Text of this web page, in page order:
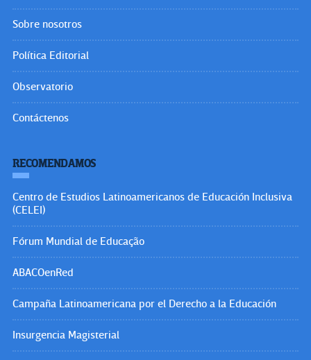
Sobre nosotros
Política Editorial
Observatorio
Contáctenos
RECOMENDAMOS
Centro de Estudios Latinoamericanos de Educación Inclusiva
(CELEI)
Fórum Mundial de Educação
ABACOenRed
Campaña Latinoamericana por el Derecho a la Educación
Insurgencia Magisterial